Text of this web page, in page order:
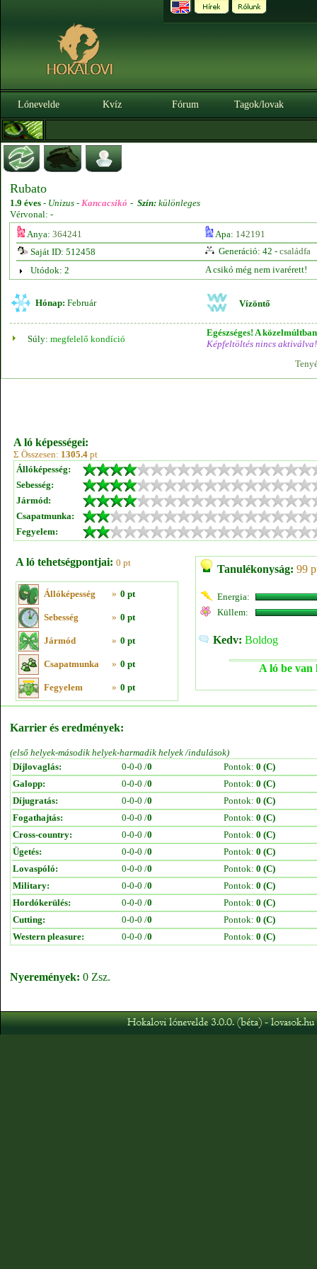
Lónevelde Kvíz Fórum Tagok/lovak
Rubato
1.9 éves - Unizus - Kancacsikó - Szín: különleges
Vérvonal: -
Anya: 364241 Apa: 142191
Saját ID: 512458
Generáció: 42 - családfa
Utódok: 2
A csikó még nem ivarérett!
Hónap: Február Vízöntő
Súly: megfelelő kondíció
Egészséges! A
Képfeltöltés nincs aktiválva!
A ló képességei:
Σ Összesen: 1305.4 pt
Állóképesség:
Sebesség:
Jármód:
Csapatmunka:
Fegyelem:
A ló tehetségpontjai: 0 pt
Állóképesség » 0 pt
Sebesség » 0 pt
Jármód » 0 pt
Csapatmunka » 0 pt
Fegyelem » 0 pt
Tanulékonyság: 99
Energia:
Küllem:
Kedv: Boldog
A ló be van
Karrier és eredmények:
(első helyek-második helyek-harmadik helyek /indulások)
Díjlovaglás:
0-0-0 /0 Pontok: 0 (C)
Galopp:
0-0-0 /0 Pontok: 0 (C)
Díjugratás:
0-0-0 /0 Pontok: 0 (C)
Fogathajtás:
0-0-0 /0 Pontok: 0 (C)
Cross-country:
0-0-0 /0 Pontok: 0 (C)
Ügetés:
0-0-0 /0 Pontok: 0 (C)
Lovaspóló:
0-0-0 /0 Pontok: 0 (C)
Military:
0-0-0 /0 Pontok: 0 (C)
Hordókerülés:
0-0-0 /0 Pontok: 0 (C)
Cutting:
0-0-0 /0 Pontok: 0 (C)
Western pleasure:
0-0-0 /0 Pontok: 0 (C)
Nyeremények: 0 Zsz.